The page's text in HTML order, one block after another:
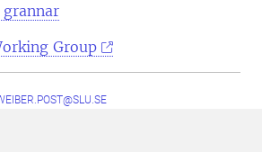
Group